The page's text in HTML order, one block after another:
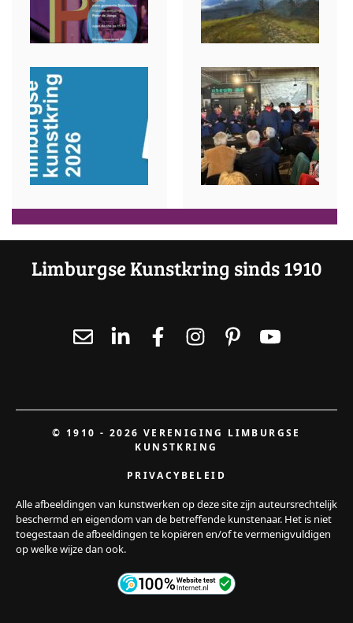
Limburgse Kunstkring sinds 1910
© 1910 - 2026 VERENIGING LIMBURGSE
KUNSTKRING
PRIVACYBELEID
Alle afbeeldingen van kunstwerken op deze site zijn auteursrechtelijk
beschermd en eigendom van de betreffende kunstenaar. Het is niet
toegestaan de afbeeldingen te kopiëren en/of te vermenigvuldigen
op welke wijze dan ook.